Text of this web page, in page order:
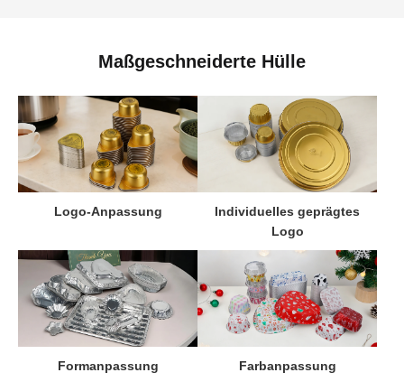
Maßgeschneiderte Hülle
Logo-Anpassung
Individuelles geprägtes
Logo
Formanpassung Farbanpassung